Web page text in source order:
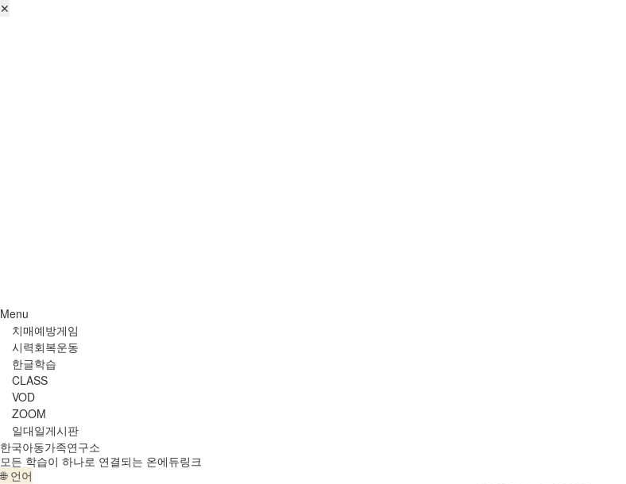
✕
Menu
치매예방게임
시력회복운동
한글학습
CLASS
VOD
ZOOM
일대일게시판
한국아동가족연구소
모든 학습이 하나로 연결되는 온에듀링크
🌐 언어